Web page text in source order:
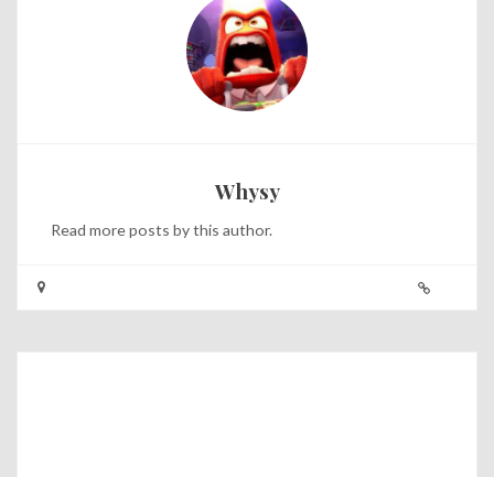
Whysy
Read more posts by this author.